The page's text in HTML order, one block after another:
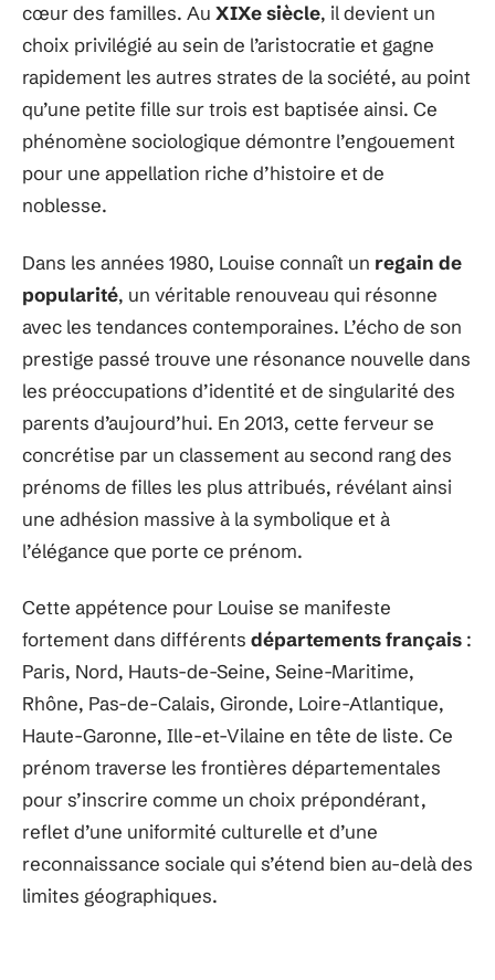
cœur des familles. Au XIXe siècle, il devient un
choix privilégié au sein de l’aristocratie et gagne
rapidement les autres strates de la société, au point
qu’une petite fille sur trois est baptisée ainsi. Ce
phénomène sociologique démontre l’engouement
pour une appellation riche d’histoire et de
noblesse.
Dans les années 1980, Louise connaît un regain de
popularité, un véritable renouveau qui résonne
avec les tendances contemporaines. L’écho de son
prestige passé trouve une résonance nouvelle dans
les préoccupations d’identité et de singularité des
parents d’aujourd’hui. En 2013, cette ferveur se
concrétise par un classement au second rang des
prénoms de filles les plus attribués, révélant ainsi
une adhésion massive à la symbolique et à
l’élégance que porte ce prénom.
Cette appétence pour Louise se manifeste
fortement dans différents départements français :
Paris, Nord, Hauts-de-Seine, Seine-Maritime,
Rhône, Pas-de-Calais, Gironde, Loire-Atlantique,
Haute-Garonne, Ille-et-Vilaine en tête de liste. Ce
prénom traverse les frontières départementales
pour s’inscrire comme un choix prépondérant,
reflet d’une uniformité culturelle et d’une
reconnaissance sociale qui s’étend bien au-delà des
limites géographiques.